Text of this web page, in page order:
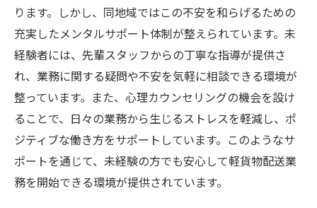
ります。しかし、同地域ではこの不安を和らげるための
充実したメンタルサポート体制が整えられています。未
経験者には、先輩スタッフからの丁寧な指導が提供さ
れ、業務に関する疑問や不安を気軽に相談できる環境が
整っています。また、心理カウンセリングの機会を設け
ることで、日々の業務から生じるストレスを軽減し、ポ
ジティブな働き方をサポートしています。このようなサ
ポートを通じて、未経験の方でも安心して軽貨物配送業
務を開始できる環境が提供されています。